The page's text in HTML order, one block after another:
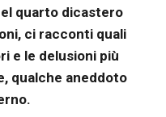
quarto dicastero
ci racconti quali
e le delusioni più
qualche aneddoto